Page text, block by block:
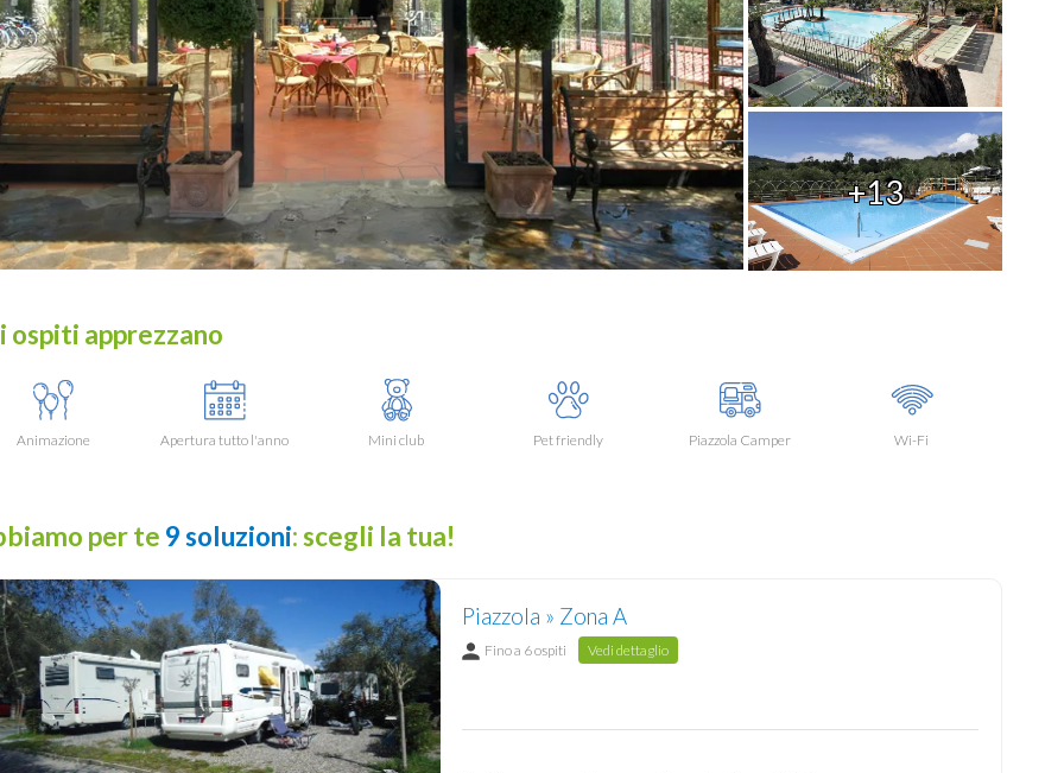
+13
ospiti apprezzano
Animazione Apertura tutto l'anno Mini club Pet friendly Piazzola Camper Wi-Fi
per te 9 soluzioni: scegli la tua!
Piazzola » Zona A
Fino a 6 ospiti Vedi dettaglio